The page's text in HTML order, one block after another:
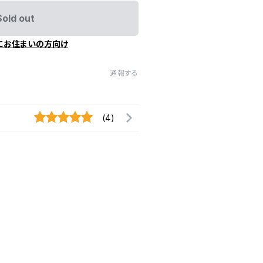
out
お住まいの方向け
通報する
(4)